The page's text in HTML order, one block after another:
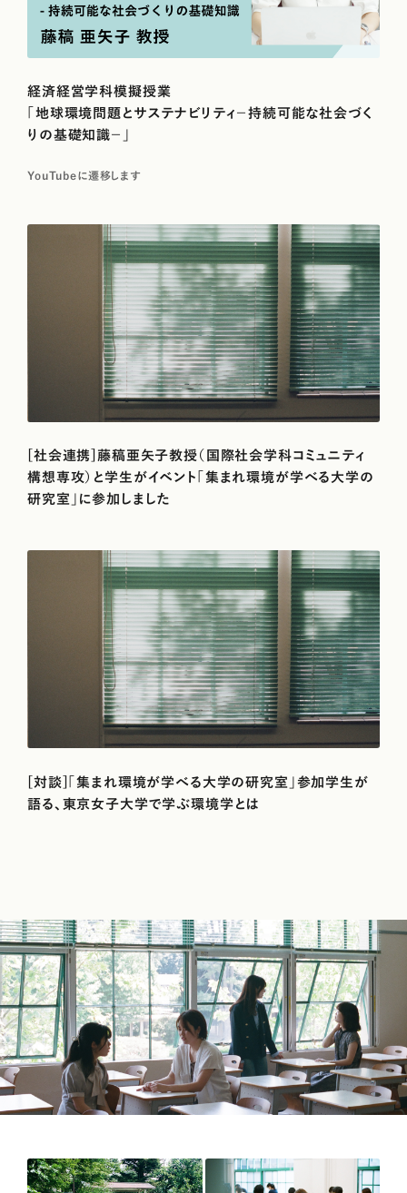
経済経営学科模擬授業
「地球環境問題とサステナビリティ－持続可能な社会づく
りの基礎知識－」
YouTubeに遷移します
[社会連携]藤稿亜矢子教授（国際社会学科コミュニティ
構想専攻）と学生がイベント「集まれ環境が学べる大学の
研究室」に参加しました
[対談]「集まれ環境が学べる大学の研究室」参加学生が
語る、東京女子大学で学ぶ環境学とは